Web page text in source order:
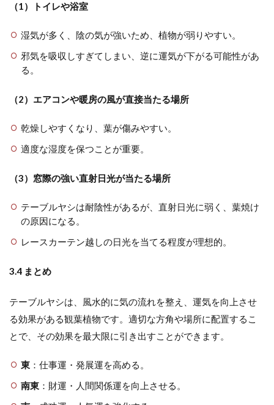
（1）トイレや浴室
湿気が多く、陰の気が強いため、植物が弱りやすい。
邪気を吸収しすぎてしまい、逆に運気が下がる可能性があ
る。
（2）エアコンや暖房の風が直接当たる場所
乾燥しやすくなり、葉が傷みやすい。
適度な湿度を保つことが重要。
（3）窓際の強い直射日光が当たる場所
テーブルヤシは耐陰性があるが、直射日光に弱く、葉焼け
の原因になる。
レースカーテン越しの日光を当てる程度が理想的。
3.4 まとめ
テーブルヤシは、風水的に気の流れを整え、運気を向上させ
る効果がある観葉植物です。適切な方角や場所に配置するこ
とで、その効果を最大限に引き出すことができます。
東：仕事運・発展運を高める。
南東：財運・人間関係運を向上させる。